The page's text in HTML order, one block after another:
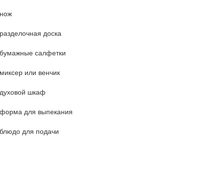
нож
разделочная доска
бумажные салфетки
миксер или венчик
духовой шкаф
форма для выпекания
блюдо для подачи